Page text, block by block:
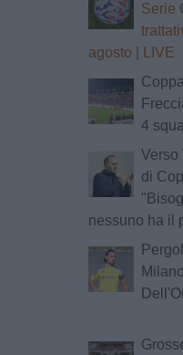
Serie
agosto | LIVE
4
Verso
di
nessuno ha il